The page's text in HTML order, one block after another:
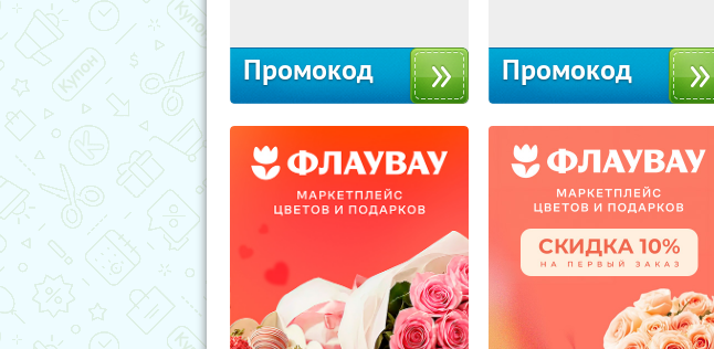
Промокод Промокод